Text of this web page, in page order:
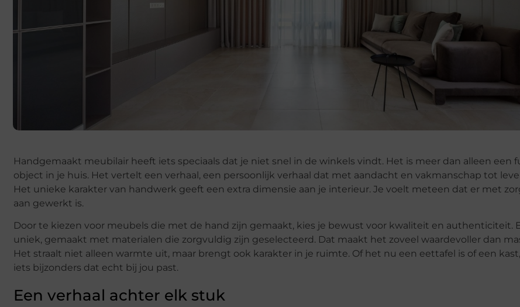
Handgemaakt meubilair heeft iets speciaals dat je niet snel in de winkels vindt. Het is meer dan alleen een
object in je huis. Het vertelt een verhaal, een persoonlijk verhaal dat met aandacht en vakmanschap tot
Het unieke karakter van handwerk geeft een extra dimensie aan je interieur. Je voelt meteen dat er met
aan gewerkt is.
Door te kiezen voor meubels die met de hand zijn gemaakt, kies je bewust voor kwaliteit en authenticiteit.
uniek, gemaakt met materialen die zorgvuldig zijn geselecteerd. Dat maakt het zoveel waardevoller dan
Het straalt niet alleen warmte uit, maar brengt ook karakter in je ruimte. Of het nu een eettafel is of een
iets bijzonders dat echt bij jou past.
Een verhaal achter elk stuk